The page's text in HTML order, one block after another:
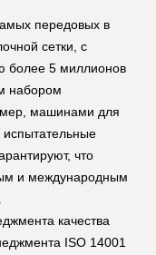
передовых в
сетки, с
более 5 миллионов
набором
машинами для
что
и международным
качества
ISO 14001